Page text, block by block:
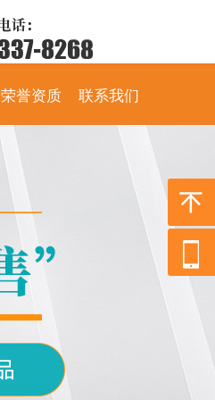
荣誉资质 联系我们